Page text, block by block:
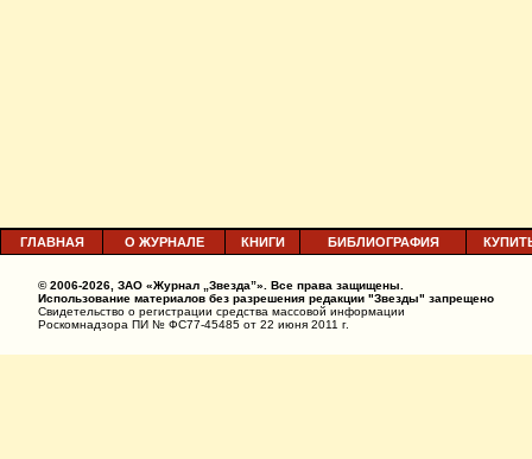
ГЛАВНАЯ О ЖУРНАЛЕ КНИГИ БИБЛИОГРАФИЯ
© 2006-2026, ЗАО «Журнал „Звезда”». Все права защищены.
Использование материалов без разрешения редакции "Звезды" запрещено
Свидетельство о регистрации средства массовой информации
Роскомнадзора ПИ № ФС77-45485 от 22 июня 2011 г.